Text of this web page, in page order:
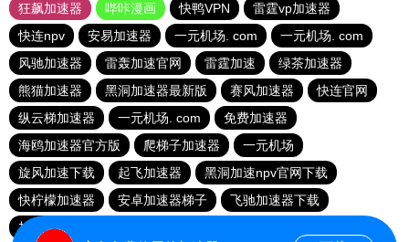
狂飙加速器
哔咔漫画 快鸭VPN
雷霆vp加速器
快连npv
安易加速器 一元机场. com
一元机场. com
风驰加速器
雷轰加速官网 雷霆加速
绿茶加速器
熊猫加速器
黑洞加速器最新版 赛风加速器
快连官网
纵云梯加速器
一元机场. com
免费加速器
海鸥加速器官方版
爬梯子加速器
一元机场
旋风加速下载
起飞加速器
黑洞加速npv官网下载
快柠檬加速器
安卓加速器梯子
飞驰加速器下载
加速器ios免费使用